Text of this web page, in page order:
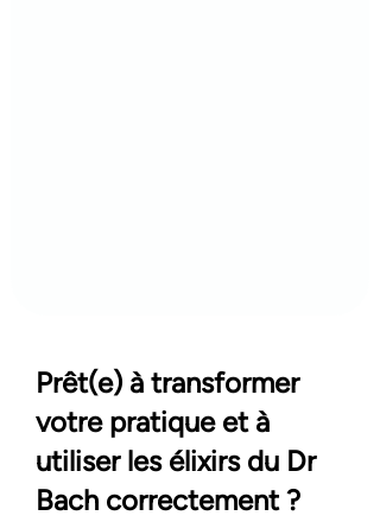
Prêt(e) à transformer
votre pratique et à
utiliser les élixirs du Dr
Bach correctement ?